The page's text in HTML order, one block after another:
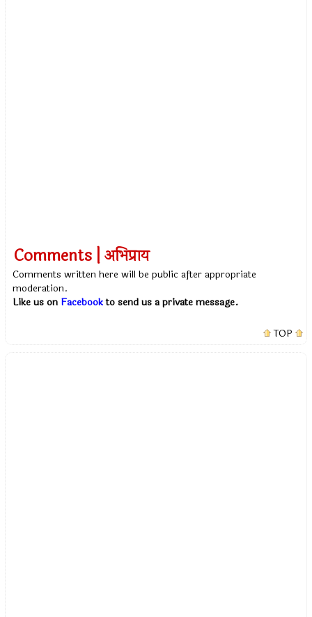
Comments | अभिप्राय
Comments written here will be public after appropriate
moderation.
Like us on Facebookto send us a private message.
TOP